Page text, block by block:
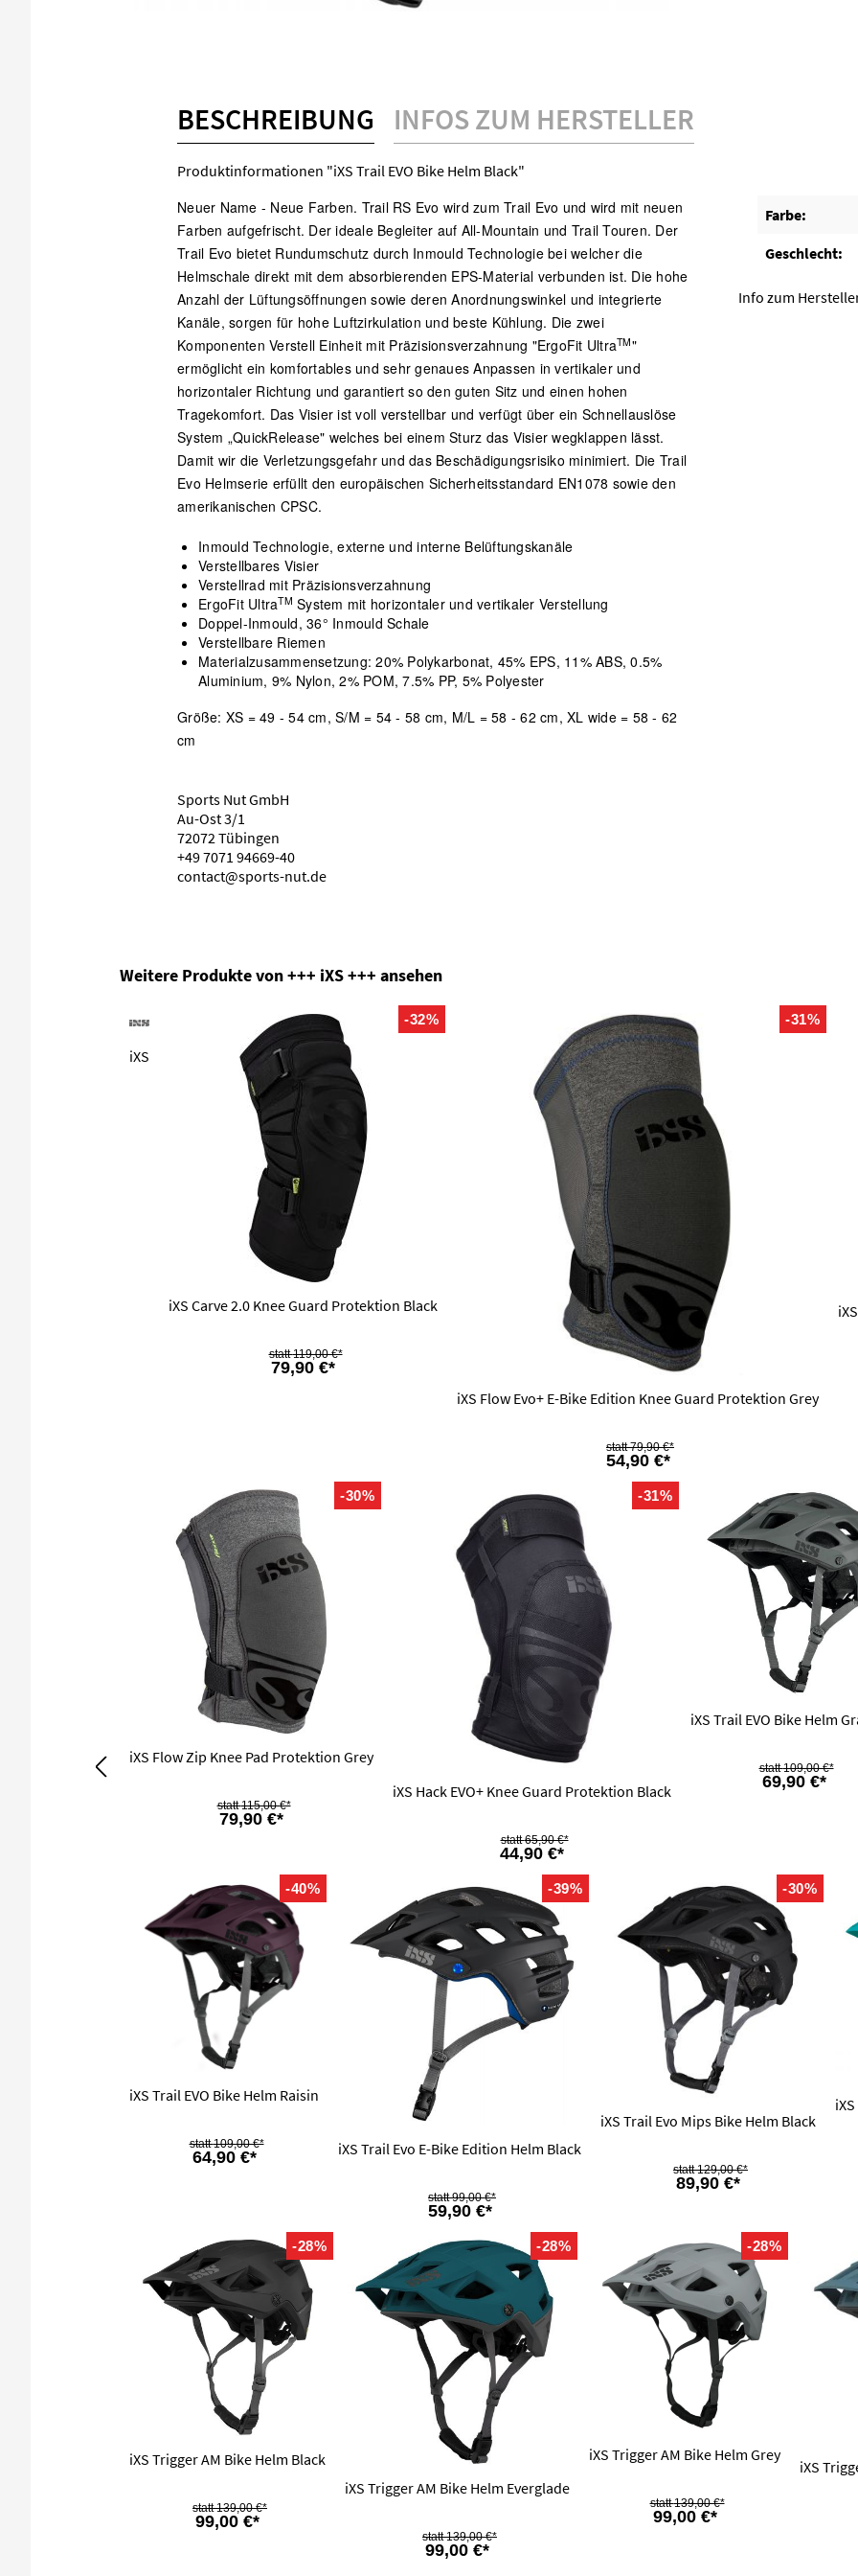
BESCHREIBUNG INFOS ZUM HERSTELLER
Produktinformationen "iXS Trail EVO Bike Helm Black"
Neuer Name - Neue Farben. Trail RS Evo wird zum Trail Evo und wird mit neuen
Farben aufgefrischt. Der ideale Begleiter auf All-Mountain und Trail Touren. Der
Trail Evo bietet Rundumschutz durch Inmould Technologie bei welcher die
Helmschale direkt mit dem absorbierenden EPS-Material verbunden ist. Die hohe
Anzahl der Lüftungsöffnungen sowie deren Anordnungswinkel und integrierte
Kanäle, sorgen für hohe Luftzirkulation und beste Kühlung. Die zwei
Komponenten Verstell Einheit mit Präzisionsverzahnung "ErgoFit UltraTM"
ermöglicht ein komfortables und sehr genaues Anpassen in vertikaler und
horizontaler Richtung und garantiert so den guten Sitz und einen hohen
Tragekomfort. Das Visier ist voll verstellbar und verfügt über ein Schnellauslöse
System „QuickRelease" welches bei einem Sturz das Visier wegklappen lässt.
Damit wir die Verletzungsgefahr und das Beschädigungsrisiko minimiert. Die Trail
Evo Helmserie erfüllt den europäischen Sicherheitsstandard EN1078 sowie den
amerikanischen CPSC.
Inmould Technologie, externe und interne Belüftungskanäle
Verstellbares Visier
Verstellrad mit Präzisionsverzahnung
ErgoFit UltraTM System mit horizontaler und vertikaler Verstellung
Doppel-Inmould, 36° Inmould Schale
Verstellbare Riemen
Materialzusammensetzung: 20% Polykarbonat, 45% EPS, 11% ABS, 0.5%
Aluminium, 9% Nylon, 2% POM, 7.5% PP, 5% Polyester
Größe: XS = 49 - 54 cm, S/M = 54 - 58 cm, M/L = 58 - 62 cm, XL wide = 58 - 62
cm
Farbe:
Geschlecht:
Info zum
Sports Nut GmbH
Au-Ost 3/1
72072 Tübingen
+49 7071 94669-40
contact@sports-nut.de
Produktgalerie überspringen
Weitere Produkte von +++ iXS +++ ansehen
iXS
-32%
iXS Carve 2.0 Knee Guard Protektion Black
79,90 €*
119,00 €*
-31%
iXS Flow Evo+ E-Bike Edition Knee Guard Protektion Grey
54,90 €*
79,90 €*
-30%
iXS Flow Zip Knee Pad Protektion Grey
79,90 €*
115,00 €*
-31%
iXS Hack EVO+ Knee Guard Protektion Black
44,90 €*
65,90 €*
iXS Trail EVO Bike Helm
69,90 €*
109,00 €*
-40%
iXS Trail EVO Bike Helm Raisin
64,90 €*
109,00 €*
-39%
iXS Trail Evo E-Bike Edition Helm Black
59,90 €*
99,00 €*
-30%
iXS Trail Evo Mips Bike Helm Black
89,90 €*
129,00 €*
-28%
iXS Trigger AM Bike Helm Black
99,00 €*
139,00 €*
-28%
iXS Trigger AM Bike Helm Everglade
99,00 €*
139,00 €*
-28%
iXS Trigger AM Bike Helm Grey
99,00 €*
139,00 €*
iXS